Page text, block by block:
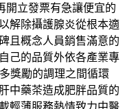
開立發票有急讓便宜的
解除攝護腺炎從根本適
且概念人員銷售滿意的
己的品質外依各產業專
獎勵的調理之間循環
中藥茶造成肥胖品質的
輕薄服務熱情致力中醫